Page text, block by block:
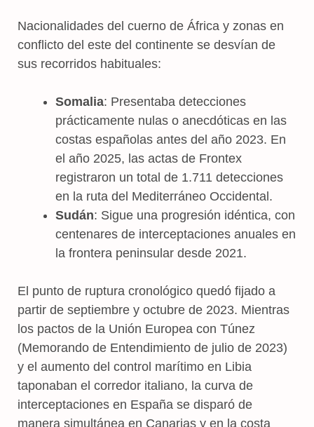
Nacionalidades del cuerno de África y zonas en
conflicto del este del continente se desvían de
sus recorridos habituales:
Somalia: Presentaba detecciones
prácticamente nulas o anecdóticas en las
costas españolas antes del año 2023. En
el año 2025, las actas de Frontex
registraron un total de 1.711 detecciones
en la ruta del Mediterráneo Occidental.
Sudán: Sigue una progresión idéntica, con
centenares de interceptaciones anuales en
la frontera peninsular desde 2021.
El punto de ruptura cronológico quedó fijado a
partir de septiembre y octubre de 2023. Mientras
los pactos de la Unión Europea con Túnez
(Memorando de Entendimiento de julio de 2023)
y el aumento del control marítimo en Libia
taponaban el corredor italiano, la curva de
interceptaciones en España se disparó de
manera simultánea en Canarias y en la costa